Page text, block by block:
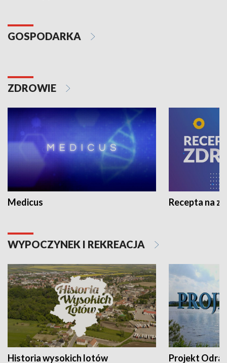
GOSPODARKA
ZDROWIE
Medicus Recepta na
WYPOCZYNEK I REKREACJA
Historia wysokich lotów Projekt Odra